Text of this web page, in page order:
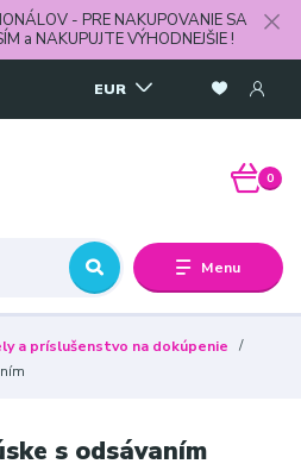
- PRE NAKUPOVANIE SA
a NAKUPUJTE VÝHODNEJŠIE !
Menu
EUR
0
a príslušenstvo na dokúpenie
s odsávaním